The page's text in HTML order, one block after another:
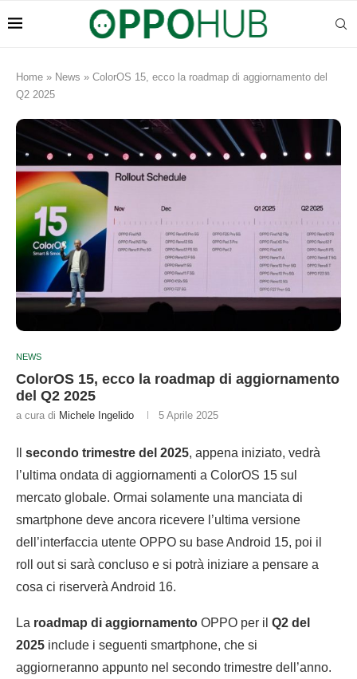
Home » News » ColorOS 15, ecco la roadmap di aggiornamento del
Q2 2025
NEWS
ColorOS 15, ecco la roadmap di aggiornamento
del Q2 2025
a cura di Michele Ingelido 5 Aprile 2025
secondo trimestre del 2025, appena iniziato, vedrà
l’ultima ondata di aggiornamenti a ColorOS 15 sul
mercato globale. Ormai solamente una manciata di
smartphone deve ancora ricevere l’ultima versione
dell’interfaccia utente OPPO su base Android 15, poi il
roll out si sarà concluso e si potrà iniziare a pensare a
cosa ci riserverà Android 16.
La roadmap di aggiornamento OPPO per il Q2 del
2025 include i seguenti smartphone, che si
aggiorneranno appunto nel secondo trimestre dell’anno.